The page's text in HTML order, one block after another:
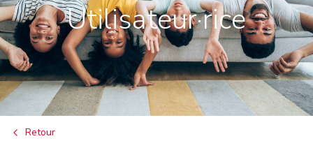
Utilisateur·rice
Retour